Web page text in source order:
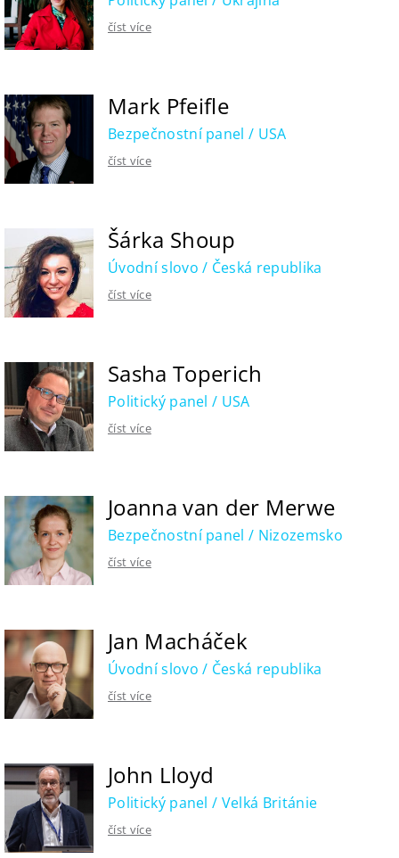
číst více
Mark Pfeifle
Bezpečnostní panel / USA
číst více
Šárka Shoup
Úvodní slovo / Česká republika
číst více
Sasha Toperich
Politický panel / USA
číst více
Joanna van der Merwe
Bezpečnostní panel / Nizozemsko
číst více
Jan Macháček
Úvodní slovo / Česká republika
číst více
John Lloyd
Politický panel / Velká Británie
číst více